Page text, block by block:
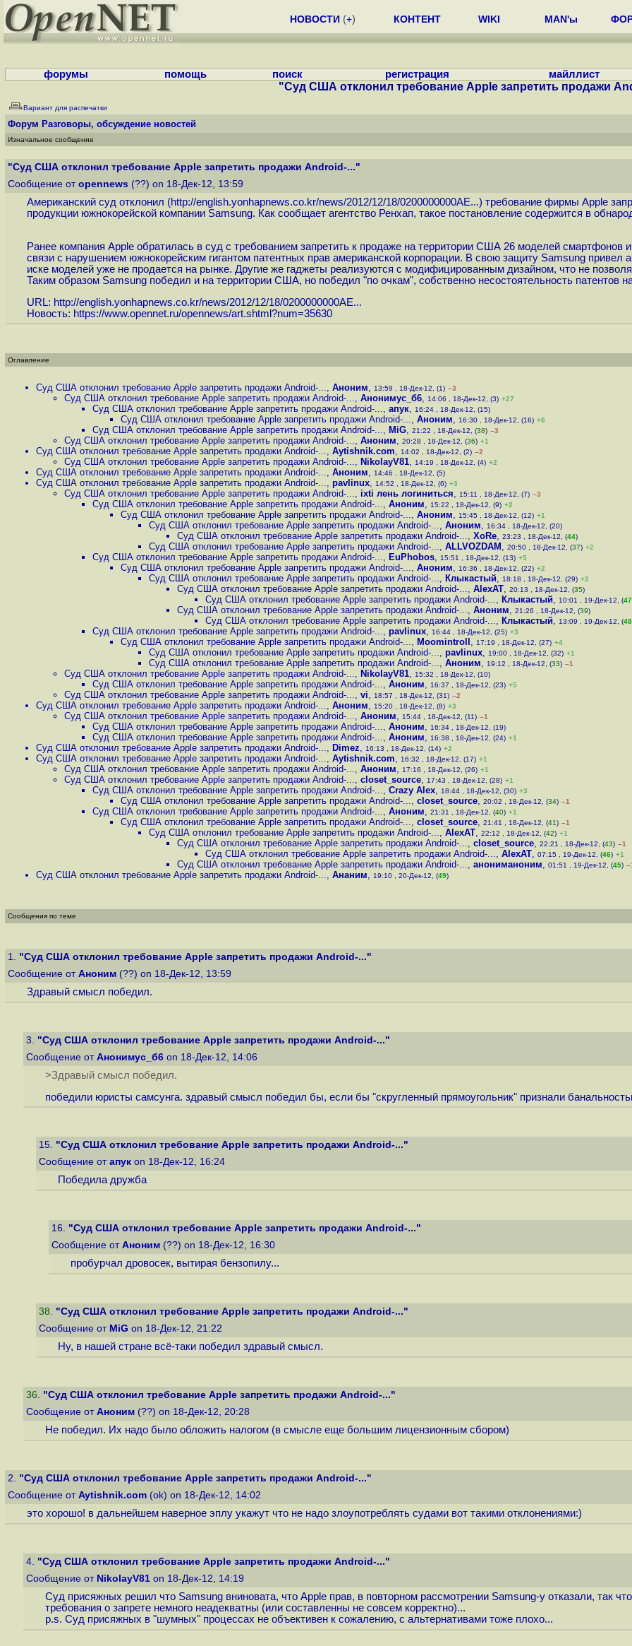
НОВОСТИ (+) КОНТЕНТ WIKI MAN'ы
форумы помощь поиск регистрация майллист
"Суд США отклонил требование Apple запретить продажи
Вариант для распечатки
Форум Разговоры, обсуждение новостей
Изначальное сообщение
"Суд США отклонил требование Apple запретить продажи Android-..."
Сообщение от opennews (??) on 18-Дек-12, 13:59
Американский суд отклонил (http://english.yonhapnews.co.kr/news/2012/12/18/0200000000AE...) требование фирмы Apple
продукции южнокорейской компании Samsung. Как сообщает агентство Ренхап, такое постановление содержится в
Ранее компания Apple обратилась в суд с требованием запретить к продаже на территории США 26 моделей смартфонов
связи с нарушением южнокорейским гигантом патентных прав американской корпорации. В свою защиту Samsung
иске моделей уже не продается на рынке. Другие же гаджеты реализуются с модифицированным дизайном, что не
Таким образом Samsung победил и на территории США, но победил "по очкам", собственно несостоятельность патентов
URL: http://english.yonhapnews.co.kr/news/2012/12/18/0200000000AE...
Новость: https://www.opennet.ru/opennews/art.shtml?num=35630
Оглавление
Суд США отклонил требование Apple запретить продажи Android-..., Аноним, 13:59 , 18-Дек-12, (1) –3
Суд США отклонил требование Apple запретить продажи Android-..., Анонимус_б6, 14:06 , 18-Дек-12, (3) +27
Суд США отклонил требование Apple запретить продажи Android-..., апук, 16:24 , 18-Дек-12, (15)
Суд США отклонил требование Apple запретить продажи Android-..., Аноним, 16:30 , 18-Дек-12, (16) +6
Суд США отклонил требование Apple запретить продажи Android-..., MiG, 21:22 , 18-Дек-12, (38) –3
Суд США отклонил требование Apple запретить продажи Android-..., Аноним, 20:28 , 18-Дек-12, (36) +1
Суд США отклонил требование Apple запретить продажи Android-..., Aytishnik.com, 14:02 , 18-Дек-12, (2) –2
Суд США отклонил требование Apple запретить продажи Android-..., NikolayV81, 14:19 , 18-Дек-12, (4) +2
Суд США отклонил требование Apple запретить продажи Android-..., Аноним, 14:46 , 18-Дек-12, (5)
Суд США отклонил требование Apple запретить продажи Android-..., pavlinux, 14:52 , 18-Дек-12, (6) +3
Суд США отклонил требование Apple запретить продажи Android-..., ixti лень логиниться, 15:11 , 18-Дек-12, (7) –3
Суд США отклонил требование Apple запретить продажи Android-..., Аноним, 15:22 , 18-Дек-12, (9) +2
Суд США отклонил требование Apple запретить продажи Android-..., Аноним, 15:45 , 18-Дек-12, (12) +1
Суд США отклонил требование Apple запретить продажи Android-..., Аноним, 16:34 , 18-Дек-12, (20)
Суд США отклонил требование Apple запретить продажи Android-..., XoRe, 23:23 , 18-Дек-12, (44)
Суд США отклонил требование Apple запретить продажи Android-..., ALLVOZDAM , 20:50 , 18-Дек-12, (37) +2
Суд США отклонил требование Apple запретить продажи Android-..., EuPhobos, 15:51 , 18-Дек-12, (13) +5
Суд США отклонил требование Apple запретить продажи Android-..., Аноним, 16:36 , 18-Дек-12, (22) +2
Суд США отклонил требование Apple запретить продажи Android-..., Клыкастый, 18:18 , 18-Дек-12, (29) +2
Суд США отклонил требование Apple запретить продажи Android-..., AlexAT, 20:13 , 18-Дек-12, (35)
Суд США отклонил требование Apple запретить продажи Android-..., Клыкастый, 10:01 , 19-Дек-12, (47
Суд США отклонил требование Apple запретить продажи Android-..., Аноним, 21:26 , 18-Дек-12, (39)
Суд США отклонил требование Apple запретить продажи Android-..., Клыкастый, 13:09 , 19-Дек-12, (48
Суд США отклонил требование Apple запретить продажи Android-..., pavlinux, 16:44 , 18-Дек-12, (25) +3
Суд США отклонил требование Apple запретить продажи Android-..., Moomintroll , 17:19 , 18-Дек-12, (27) +4
Суд США отклонил требование Apple запретить продажи Android-..., pavlinux, 19:00 , 18-Дек-12, (32) +1
Суд США отклонил требование Apple запретить продажи Android-..., Аноним, 19:12 , 18-Дек-12, (33) –1
Суд США отклонил требование Apple запретить продажи Android-..., NikolayV81, 15:32 , 18-Дек-12, (10)
Суд США отклонил требование Apple запретить продажи Android-..., Аноним, 16:37 , 18-Дек-12, (23) +5
Суд США отклонил требование Apple запретить продажи Android-..., vi, 18:57 , 18-Дек-12, (31) –2
Суд США отклонил требование Apple запретить продажи Android-..., Аноним, 15:20 , 18-Дек-12, (8) +3
Суд США отклонил требование Apple запретить продажи Android-..., Аноним, 15:44 , 18-Дек-12, (11) –1
Суд США отклонил требование Apple запретить продажи Android-..., Аноним, 16:34 , 18-Дек-12, (19)
Суд США отклонил требование Apple запретить продажи Android-..., Аноним, 16:38 , 18-Дек-12, (24) +1
Суд США отклонил требование Apple запретить продажи Android-..., Dimez, 16:13 , 18-Дек-12, (14) +2
Суд США отклонил требование Apple запретить продажи Android-..., Aytishnik.com, 16:32 , 18-Дек-12, (17) +1
Суд США отклонил требование Apple запретить продажи Android-..., Аноним, 17:16 , 18-Дек-12, (26) +1
Суд США отклонил требование Apple запретить продажи Android-..., closet_source, 17:43 , 18-Дек-12, (28) +1
Суд США отклонил требование Apple запретить продажи Android-..., Crazy Alex, 18:44 , 18-Дек-12, (30) +3
Суд США отклонил требование Apple запретить продажи Android-..., closet_source, 20:02 , 18-Дек-12, (34) –1
Суд США отклонил требование Apple запретить продажи Android-..., Аноним, 21:31 , 18-Дек-12, (40) +1
Суд США отклонил требование Apple запретить продажи Android-..., closet_source, 21:41 , 18-Дек-12, (41) –1
Суд США отклонил требование Apple запретить продажи Android-..., AlexAT, 22:12 , 18-Дек-12, (42) +1
Суд США отклонил требование Apple запретить продажи Android-..., closet_source, 22:21 , 18-Дек-12, (43) –1
Суд США отклонил требование Apple запретить продажи Android-..., AlexAT, 07:15 , 19-Дек-12, (46) +1
Суд США отклонил требование Apple запретить продажи Android-..., анониманоним, 01:51 , 19-Дек-12, (45)
Суд США отклонил требование Apple запретить продажи Android-..., Ананим, 19:10 , 20-Дек-12, (49)
Сообщения по теме
1. "Суд США отклонил требование Apple запретить продажи Android-..."
Сообщение от Аноним (??) on 18-Дек-12, 13:59
Здравый смысл победил.
3. "Суд США отклонил требование Apple запретить продажи Android-..."
Сообщение от Анонимус_б6 on 18-Дек-12, 14:06
>Здравый смысл победил.
победили юристы самсунга. здравый смысл победил бы, если бы "скругленный прямоугольник" признали
15. "Суд США отклонил требование Apple запретить продажи Android-..."
Сообщение от апук on 18-Дек-12, 16:24
Победила дружба
16. "Суд США отклонил требование Apple запретить продажи Android-..."
Сообщение от Аноним (??) on 18-Дек-12, 16:30
пробурчал дровосек, вытирая бензопилу...
38. "Суд США отклонил требование Apple запретить продажи Android-..."
Сообщение от MiG on 18-Дек-12, 21:22
Ну, в нашей стране всё-таки победил здравый смысл.
36. "Суд США отклонил требование Apple запретить продажи Android-..."
Сообщение от Аноним (??) on 18-Дек-12, 20:28
Не победил. Их надо было обложить налогом (в смысле еще большим лицензионным сбором)
2. "Суд США отклонил требование Apple запретить продажи Android-..."
Сообщение от Aytishnik.com (ok) on 18-Дек-12, 14:02
это хорошо! в дальнейшем наверное эплу укажут что не надо злоупотреблять судами вот такими отклонениями:)
4. "Суд США отклонил требование Apple запретить продажи Android-..."
Сообщение от NikolayV81 on 18-Дек-12, 14:19
Суд присяжных решил что Samsung вниновата, что Apple прав, в повторном рассмотрении Samsung-у отказали, так
требования о запрете немного неадекватны (или составленны не совсем корректно)...
p.s. Суд присяжных в "шумных" процессах не объективен к сожалению, с альтернативами тоже плохо...